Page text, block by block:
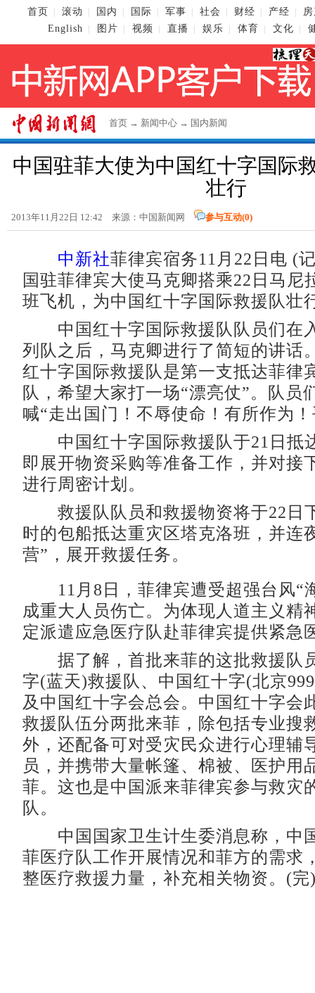
首页 滚动 国内 国际 军事 社会 财经 产经
English
图片 视频 直播 娱乐 体育 文化
首页 → 新闻中心 → 国内新闻
中国驻菲大使为中国红十字国际
壮行
2013年11月22日 12:42 来源： 中国新闻网 参与互动(0)
中新社菲律宾宿务11月22日电 (
国驻菲律宾大使马克卿搭乘22日马尼
班飞机，为中国红十字国际救援队壮
中国红十字国际救援队队员们在
列队之后，马克卿进行了简短的讲话
红十字国际救援队是第一支抵达菲律
队，希望大家打一场“漂亮仗”。队员
喊“走出国门！不辱使命！有所作为
中国红十字国际救援队于21日抵
即展开物资采购等准备工作，并对接
进行周密计划。
救援队队员和救援物资将于22日
时的包船抵达重灾区塔克洛班，并连
营”，展开救援任务。
11月8日，菲律宾遭受超强台风“
成重大人员伤亡。为体现人道主义精
定派遣应急医疗队赴菲律宾提供紧急
据了解，首批来菲的这批救援队
字(蓝天)救援队、中国红十字(北京
及中国红十字会总会。中国红十字会
救援队伍分两批来菲，除包括专业搜
外，还配备可对受灾民众进行心理辅
员，并携带大量帐篷、棉被、医护用
菲。这也是中国派来菲律宾参与救灾
队。
中国国家卫生计生委消息称，中
菲医疗队工作开展情况和菲方的需求
整医疗救援力量，补充相关物资。(完